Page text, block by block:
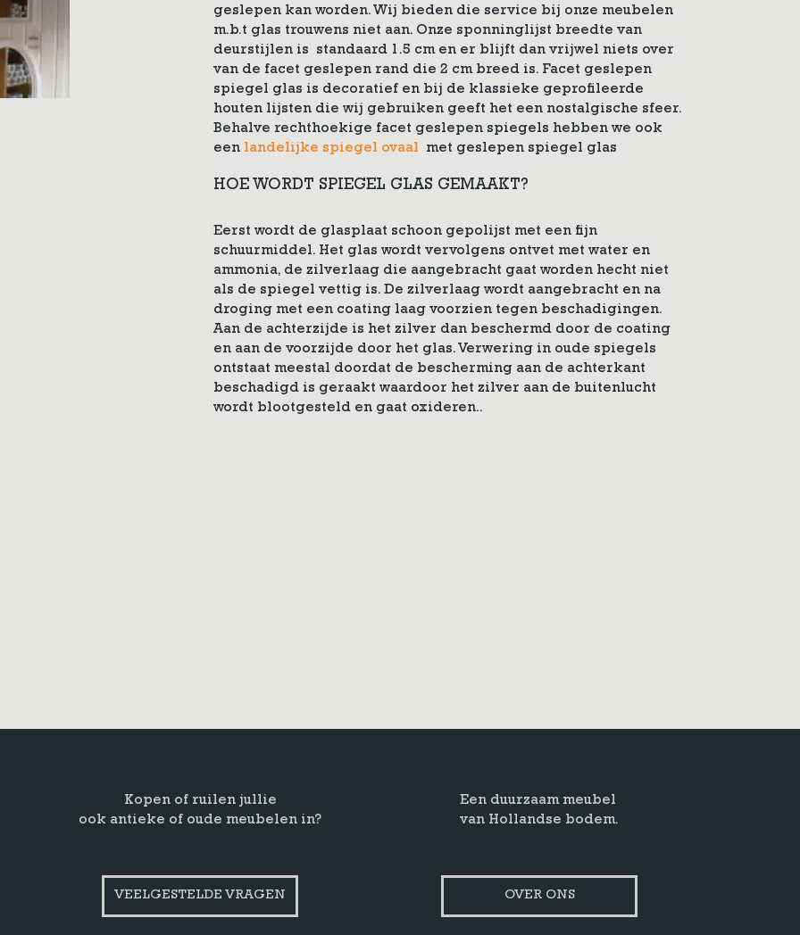
geslepen kan worden. Wij bieden die service bij onze meubelen
m.b.t glas trouwens niet aan. Onze sponninglijst breedte van
deurstijlen is standaard 1.5 cm en er blijft dan vrijwel niets over
van de facet geslepen rand die 2 cm breed is. Facet geslepen
spiegel glas is decoratief en bij de klassieke geprofileerde
houten lijsten die wij gebruiken geeft het een nostalgische sfeer.
Behalve rechthoekige facet geslepen spiegels hebben we ook
een landelijke spiegel ovaal met geslepen spiegel glas
HOE WORDT SPIEGEL GLAS GEMAAKT?
Eerst wordt de glasplaat schoon gepolijst met een fijn
schuurmiddel. Het glas wordt vervolgens ontvet met water en
ammonia, de zilverlaag die aangebracht gaat worden hecht niet
als de spiegel vettig is. De zilverlaag wordt aangebracht en na
droging met een coating laag voorzien tegen beschadigingen.
Aan de achterzijde is het zilver dan beschermd door de coating
en aan de voorzijde door het glas. Verwering in oude spiegels
ontstaat meestal doordat de bescherming aan de achterkant
beschadigd is geraakt waardoor het zilver aan de buitenlucht
wordt blootgesteld en gaat oxideren..
Kopen of ruilen jullie
ook antieke of oude meubelen in?
VEELGESTELDE VRAGEN
Een duurzaam meubel
van Hollandse bodem.
OVER ONS